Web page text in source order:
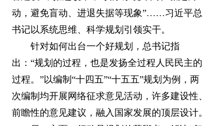
动，避免盲动、进退失据等现象”……习近平总
书记以系统思维、科学规划引领实干。
针对如何出台一个好规划，总书记指
出：“规划的过程，也是发扬全过程人民民主的
过程。”以编制“十四五”“十五五”规划为例，两
次编制均开展网络征求意见活动，许多建设性、
前瞻性的意见建议，融入国家发展的顶层设计。